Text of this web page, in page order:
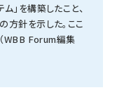
」を構築したこと、
方針を示した。ここ
WBB Forum編集